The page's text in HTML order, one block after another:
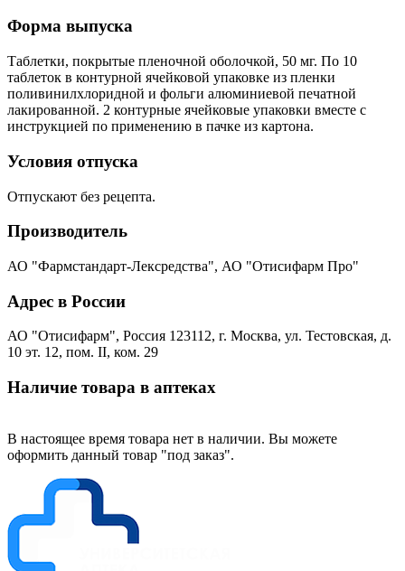
Форма выпуска
Таблетки, покрытые пленочной оболочкой, 50 мг. По 10
таблеток в контурной ячейковой упаковке из пленки
поливинилхлоридной и фольги алюминиевой печатной
лакированной. 2 контурные ячейковые упаковки вместе с
инструкцией по применению в пачке из картона.
Условия отпуска
Отпускают без рецепта.
Производитель
АО "Фармстандарт-Лексредства", АО "Отисифарм Про"
Адрес в России
АО "Отисифарм", Россия 123112, г. Москва, ул. Тестовская, д.
10 эт. 12, пом. II, ком. 29
Наличие товара в аптеках
В настоящее время товара нет в наличии. Вы можете
оформить данный товар "под заказ".